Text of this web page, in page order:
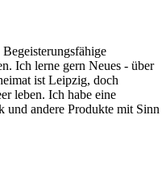
Ich lerne gern Neues - über
ist Leipzig, doch
leben. Ich habe eine
und andere Produkte mit Sinn